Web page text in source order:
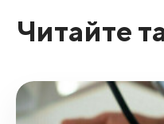
Читайте